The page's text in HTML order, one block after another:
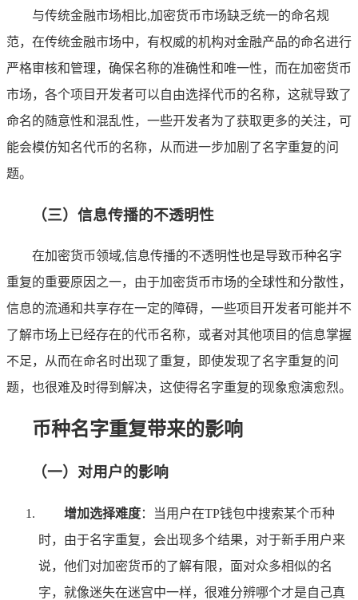
与传统金融市场相比,加密货币市场缺乏统一的命名规
范，在传统金融市场中，有权威的机构对金融产品的命名进行
严格审核和管理，确保名称的准确性和唯一性，而在加密货币
市场，各个项目开发者可以自由选择代币的名称，这就导致了
命名的随意性和混乱性，一些开发者为了获取更多的关注，可
能会模仿知名代币的名称，从而进一步加剧了名字重复的问
题。
（三）信息传播的不透明性
在加密货币领域,信息传播的不透明性也是导致币种名字
重复的重要原因之一，由于加密货币市场的全球性和分散性，
信息的流通和共享存在一定的障碍，一些项目开发者可能并不
了解市场上已经存在的代币名称，或者对其他项目的信息掌握
不足，从而在命名时出现了重复，即使发现了名字重复的问
题，也很难及时得到解决，这使得名字重复的现象愈演愈烈。
币种名字重复带来的影响
（一）对用户的影响
增加选择难度：当用户在TP钱包中搜索某个币种
时，由于名字重复，会出现多个结果，对于新手用户来
说，他们对加密货币的了解有限，面对众多相似的名
字，就像迷失在迷宫中一样，很难分辨哪个才是自己真